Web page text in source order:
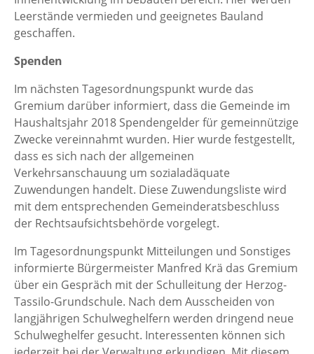
Leerstände vermieden und geeignetes Bauland
geschaffen.
Spenden
Im nächsten Tagesordnungspunkt wurde das
Gremium darüber informiert, dass die Gemeinde im
Haushaltsjahr 2018 Spendengelder für gemeinnützige
Zwecke vereinnahmt wurden. Hier wurde festgestellt,
dass es sich nach der allgemeinen
Verkehrsanschauung um sozialadäquate
Zuwendungen handelt. Diese Zuwendungsliste wird
mit dem entsprechenden Gemeinderatsbeschluss
der Rechtsaufsichtsbehörde vorgelegt.
Im Tagesordnungspunkt Mitteilungen und Sonstiges
informierte Bürgermeister Manfred Krä das Gremium
über ein Gespräch mit der Schulleitung der Herzog-
Tassilo-Grundschule. Nach dem Ausscheiden von
langjährigen Schulweghelfern werden dringend neue
Schulweghelfer gesucht. Interessenten können sich